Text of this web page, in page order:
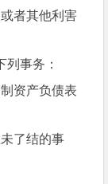
者其他利害
事务：
资产负债表
了结的事